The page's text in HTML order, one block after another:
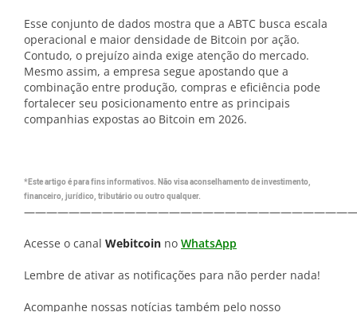
Esse conjunto de dados mostra que a ABTC busca escala
operacional e maior densidade de Bitcoin por ação.
Contudo, o prejuízo ainda exige atenção do mercado.
Mesmo assim, a empresa segue apostando que a
combinação entre produção, compras e eficiência pode
fortalecer seu posicionamento entre as principais
companhias expostas ao Bitcoin em 2026.
*Este artigo é para fins informativos. Não visa aconselhamento de investimento,
financeiro, jurídico, tributário ou outro qualquer.
Acesse o canal Webitcoin no WhatsApp
Lembre de ativar as notificações para não perder nada!
Acompanhe nossas notícias também pelo nosso